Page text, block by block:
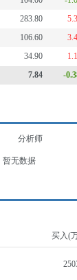
283.80
106.60
34.90
7.84 -
分析师
暂无数据
买入(